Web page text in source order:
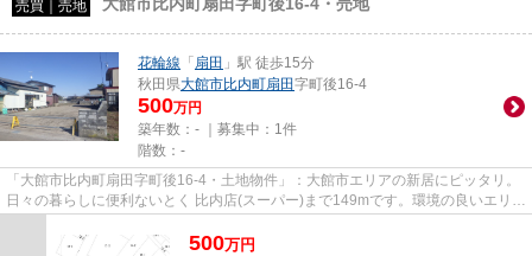
売買｜売地
花輪線 「 扇田 」駅 徒歩15分
秋田県大館市比内町扇田字町後16-4
500万円
築年数：- ｜募集中： 1件
階数：-
「大館市比内町扇田字町後16-4・土地物件」：大館市エリアの新居にピッタリ。
日々の暮らしに便利ないとく 比内店(スーパー)まで149mです。環境の良いエリア
500万円